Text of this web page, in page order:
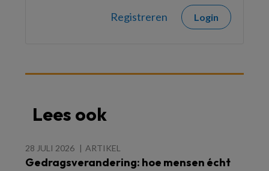
Registreren Login
Lees ook
28 JULI 2026 ARTIKEL
Gedragsverandering: hoe mensen écht